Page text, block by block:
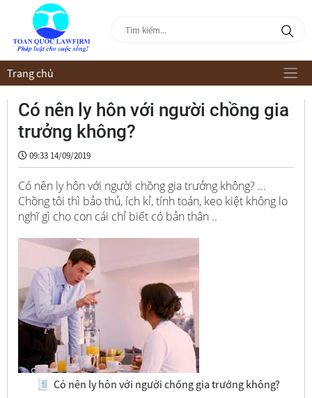
Trang chủ
Có nên ly hôn với người chồng gia
trưởng không?
09:33 14/09/2019
Có nên ly hôn với người chồng gia trưởng không? ...
Chồng tôi thì bảo thủ, ích kỉ, tính toán, keo kiệt không lo
nghĩ gì cho con cái chỉ biết có bản thân ..
Có nên ly hôn với người chồng gia trưởng không?